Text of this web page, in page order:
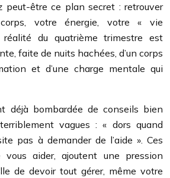
peut-être ce plan secret : retrouver
votre énergie, votre « vie
du quatrième trimestre est
faite de nuits hachées, d’un corps
et d’une charge mentale qui
déjà bombardée de conseils bien
vagues : « dors quand
pas à demander de l’aide ». Ces
aider, ajoutent une pression
de devoir tout gérer, même votre